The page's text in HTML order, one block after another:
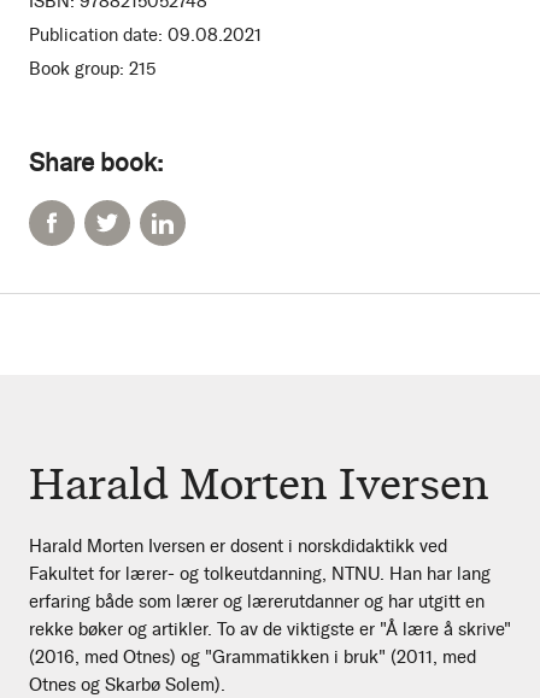
Share book:
Publication date: 09.08.2021
Book group: 215
Harald Morten Iversen
Harald Morten Iversen er dosent i norskdidaktikk ved
Fakultet for lærer- og tolkeutdanning, NTNU. Han har lang
erfaring både som lærer og lærerutdanner og har utgitt en
rekke bøker og artikler. To av de viktigste er "Å lære å skrive"
(2016, med Otnes) og "Grammatikken i bruk" (2011, med
Otnes og Skarbø Solem).